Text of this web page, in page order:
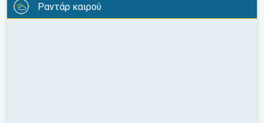
Ραντάρ καιρού